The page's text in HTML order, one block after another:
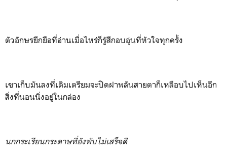
ตัวอักษรยึกยือที่อ่านเมื่อไหร่ก็รู้สึกอบอุ่นที่หัวใจทุกครั้ง
เขาเก็บมันลงที่เดิมเตรียมจะปิดฝาพลันสายตาก็เหลือบไปเห็นอีก
สิ่งที่นอนนิ่งอยู่ในกล่อง
นกกระเรียนกระดาษที่ยังพับไม่เสร็จดี